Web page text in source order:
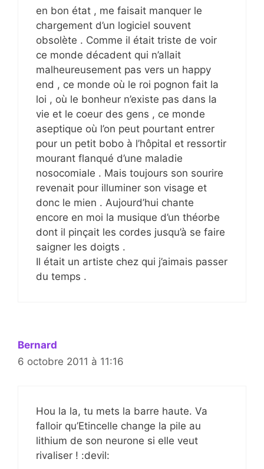
en bon état , me faisait manquer le
chargement d’un logiciel souvent
obsolète . Comme il était triste de voir
ce monde décadent qui n’allait
malheureusement pas vers un happy
end , ce monde où le roi pognon fait la
loi , où le bonheur n’existe pas dans la
vie et le coeur des gens , ce monde
aseptique où l’on peut pourtant entrer
pour un petit bobo à l’hôpital et ressortir
mourant flanqué d’une maladie
nosocomiale . Mais toujours son sourire
revenait pour illuminer son visage et
donc le mien . Aujourd’hui chante
encore en moi la musique d’un théorbe
dont il pinçait les cordes jusqu’à se faire
saigner les doigts .
Il était un artiste chez qui j’aimais passer
du temps .
Bernard
6 octobre 2011 à 11:16
Hou la la, tu mets la barre haute. Va
falloir qu’Etincelle change la pile au
lithium de son neurone si elle veut
rivaliser ! :devil: